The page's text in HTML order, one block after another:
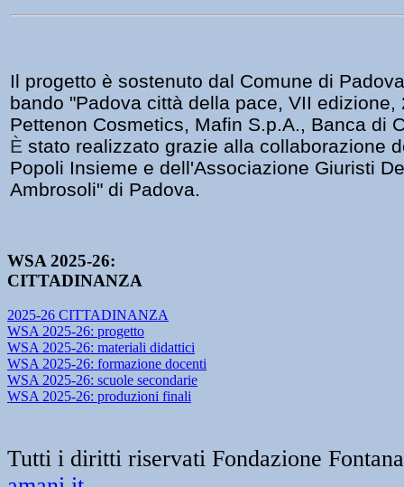
Il progetto è sostenuto dal Comune di
bando "Padova città della pace, VII edizione,
Pettenon Cosmetics, Mafin S.p.A., Banca di
È stato realizzato grazie alla collaborazione
Popoli Insieme e dell'Associazione Giuristi
Ambrosoli" di Padova.
WSA 2025-26:
CITTADINANZA
2025-26 CITTADINANZA
WSA 2025-26: progetto
WSA 2025-26: materiali didattici
WSA 2025-26: formazione docenti
WSA 2025-26: scuole secondarie
WSA 2025-26: produzioni finali
Tutti i diritti riservati Fondazione